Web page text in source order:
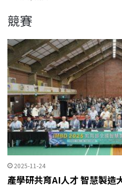
競賽
2025-11-24
產學研共育AI人才 智慧製造